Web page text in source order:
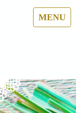
MENU